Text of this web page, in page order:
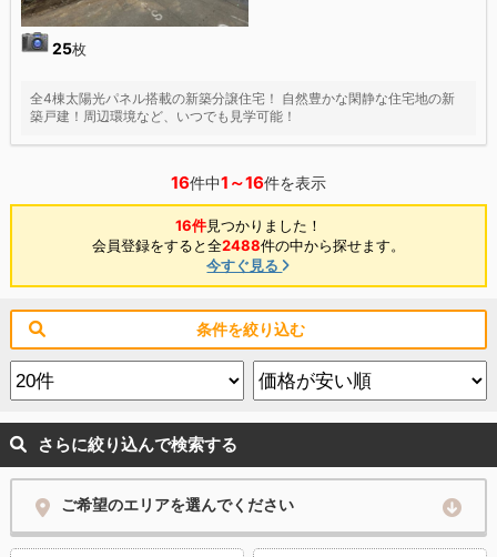
25枚
全4棟太陽光パネル搭載の新築分譲住宅！ 自然豊かな閑静な住宅地の新
築戸建！周辺環境など、いつでも見学可能！
16件中1～16件を表示
16件見つかりました！
会員登録をすると全2488件の中から探せます。
今すぐ見る
条件を絞り込む
さらに絞り込んで検索する
ご希望のエリアを選んでください